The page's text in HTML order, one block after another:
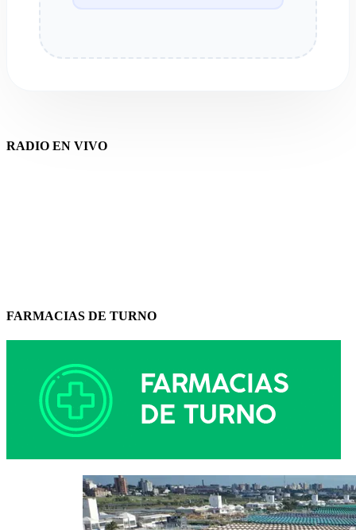
RADIO EN VIVO
FARMACIAS DE TURNO